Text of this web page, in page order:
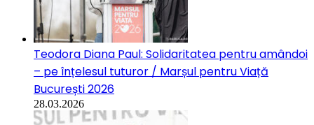
Teodora Diana Paul: Solidaritatea pentru amândoi
– pe înțelesul tuturor / Marșul pentru Viață
București 2026
28.03.2026